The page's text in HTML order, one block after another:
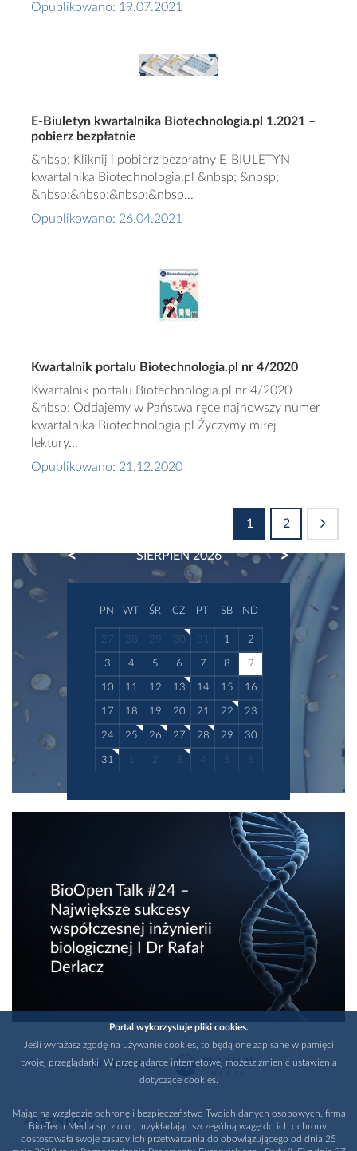
Opublikowano: 19.07.2021
E-Biuletyn kwartalnika Biotechnologia.pl 1.2021 –
pobierz bezpłatnie
&nbsp; Kliknij i pobierz bezpłatny E-BIULETYN
kwartalnika Biotechnologia.pl &nbsp; &nbsp;
&nbsp;&nbsp;&nbsp;&nbsp...
Opublikowano: 26.04.2021
Kwartalnik portalu Biotechnologia.pl nr 4/2020
Kwartalnik portalu Biotechnologia.pl nr 4/2020
&nbsp; Oddajemy w Państwa ręce najnowszy numer
kwartalnika Biotechnologia.pl Życzymy miłej
lektury...
Opublikowano: 21.12.2020
1 2
SIERPIEŃ 2026
PREVIOUS NEXT
PN WT ŚR CZ PT SB ND
27 28 29 30 31 1 2
3 4 5 6 7 8 9
10 11 12 13 14 15 16
17 18 19 20 21 22 23
24 25 26 27 28 29 30
31 1 2 3 4 5 6
BioOpen Talk #24 –
Największe sukcesy
współczesnej inżynierii
biologicznej I Dr Rafał
Derlacz
WYDAWCA
PARTNERZY
Portal wykorzystuje pliki cookies.
Jeśli wyrażasz zgodę na używanie cookies, to będą one zapisane w pamięci
twojej przeglądarki. W przeglądarce internetowej możesz zmienić ustawienia
dotyczące cookies.
Mając na względzie ochronę i bezpieczeństwo Twoich danych osobowych, firma
Bio-Tech Media sp. z o.o., przykładając szczególną wagę do ich ochrony,
dostosowała swoje zasady ich przetwarzania do obowiązującego od dnia 25